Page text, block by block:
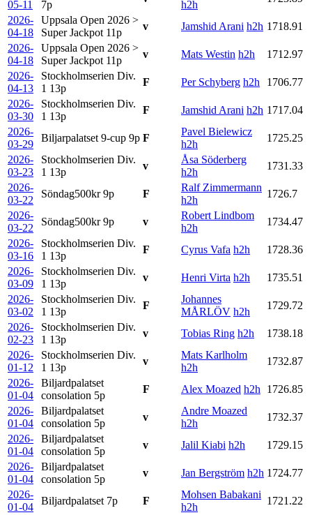
05-11 7p h2h
2026-
04-18
Uppsala Open 2026 >
Super Jackpot 11p
v Jamshid Arani h2h 1718.91
2026-
04-18
Uppsala Open 2026 >
Super Jackpot 11p
v Mats Westin h2h
1712.97
2026-
04-13
Stockholmserien Div.
1 13p
F Per Schyberg h2h
1706.77
2026-
03-30
Stockholmserien Div.
1 13p
F Jamshid Arani h2h 1717.04
2026-
03-29
Biljarpalatset 9-cup 9p F
Pavel Bielewicz
h2h
1725.25
2026-
03-23
Stockholmserien Div.
1 13p
v
Åsa Söderberg
h2h
1731.33
2026-
03-22
Söndag500kr9p F
Ralf Zimmermann
h2h
1726.7
2026-
03-22
Söndag500kr9p v
Robert Lindbom
h2h
1734.47
2026-
03-16
Stockholmserien Div.
1 13p
F Cyrus Vafa h2h
1728.36
2026-
03-09
Stockholmserien Div.
1 13p
v Henri Virta h2h
1735.51
2026-
03-02
Stockholmserien Div.
1 13p
F
Johannes
MÅRLÖV h2h
1729.72
2026-
02-23
Stockholmserien Div.
1 13p
v Tobias Ring h2h
1738.18
2026-
01-12
Stockholmserien Div.
1 13p
v
Mats Karlholm
h2h
1732.87
2026-
01-04
Biljardpalatset
consolation 5p
F Alex Moazed h2h
1726.85
2026-
01-04
Biljardpalatset
consolation 5p
v
Andre Moazed
h2h
1732.37
2026-
01-04
Biljardpalatset
consolation 5p
v Jalil Kiabi h2h
1729.15
2026-
01-04
Biljardpalatset
consolation 5p
v Jan Bergström h2h 1724.77
2026-
01-04
Biljardpalatset 7p F
Mohsen Babakani
h2h
1721.22